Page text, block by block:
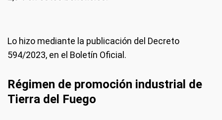
Lo hizo mediante la publicación del Decreto
594/2023, en el Boletín Oficial.
Régimen de promoción industrial de
Tierra del Fuego